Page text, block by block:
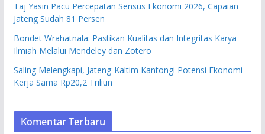
Taj Yasin Pacu Percepatan Sensus Ekonomi 2026, Capaian
Jateng Sudah 81 Persen
Bondet Wrahatnala: Pastikan Kualitas dan Integritas Karya
Ilmiah Melalui Mendeley dan Zotero
Saling Melengkapi, Jateng-Kaltim Kantongi Potensi Ekonomi
Kerja Sama Rp20,2 Triliun
Komentar Terbaru